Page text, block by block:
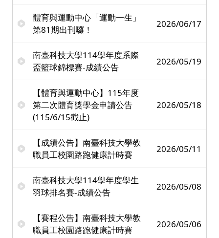
體育與運動中心「運動一生」
第81期出刊囉！
2026/06/17
南臺科技大學114學年度系際
盃籃球錦標賽-成績公告
2026/05/19
【體育與運動中心】115年度
第二次體育獎學金申請公告
(115/6/15截止)
2026/05/18
【成績公告】南臺科技大學教
職員工校園路跑健康計時賽
2026/05/11
南臺科技大學114學年度學生
羽球排名賽-成績公告
2026/05/08
【賽程公告】南臺科技大學教
職員工校園路跑健康計時賽
2026/05/06